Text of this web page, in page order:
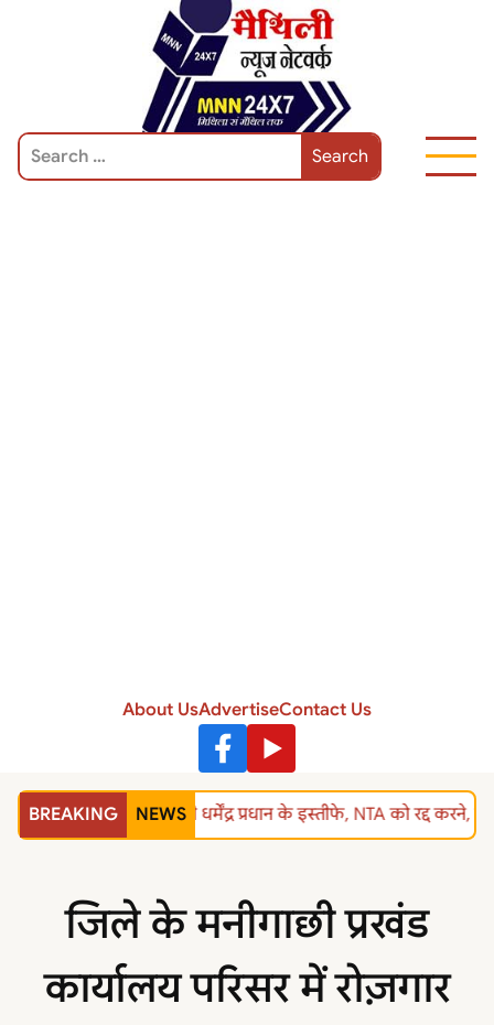
About UsAdvertiseContact Us
BREAKING NEWS
शिक्षा मंत्री धर्मेंद्र प्रधान के इस्तीफे, NTA को रद्द
जिले के मनीगाछी प्रखंड
कार्यालय परिसर में रोज़गार